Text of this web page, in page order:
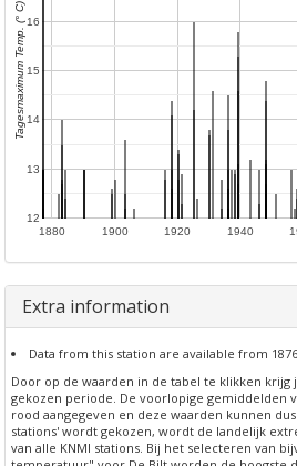
1880 1900 1920 1940
12
13
14
15
16
Tagesmaximum Temp. (° C)
Extra information
Data from this station are available from
Door op de waarden in de tabel te klikken krijg
gekozen periode. De voorlopige gemiddelden
rood aangegeven en deze waarden kunnen
stations' wordt gekozen, wordt de landelijk
van alle KNMI stations. Bij het selecteren van